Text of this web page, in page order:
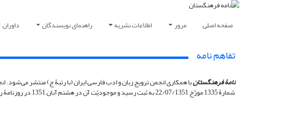
صفحه اصلی مرور اطلاعات نشریه راهنمای نویسندگان داوران
تفاهم نامه
نامۀ فرهنگستان
شمارۀ 1335 مورَّخ 22/07/1351 به ثبت رسید و موجودیّت آن در هشتم آبان 1351 در روزنامۀ رسمی کشور اعلام شده است.